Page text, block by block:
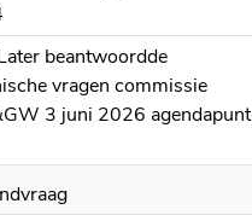
beantwoordde
vragen commissie
3 juni 2026 agendapunt